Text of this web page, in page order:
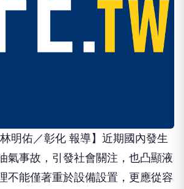
林明佑／彰化 報導】近期國內發生
氣事故，引發社會關注，也凸顯液
不能僅著重於設備設置，更應從容